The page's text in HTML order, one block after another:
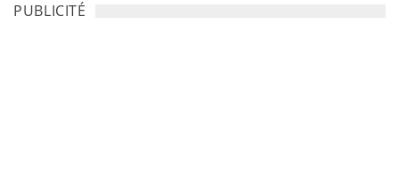
PUBLICITÉ